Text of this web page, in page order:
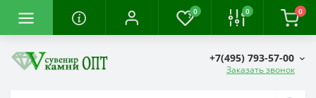
0 0 0
+7(495) 793-57-00
Заказать звонок